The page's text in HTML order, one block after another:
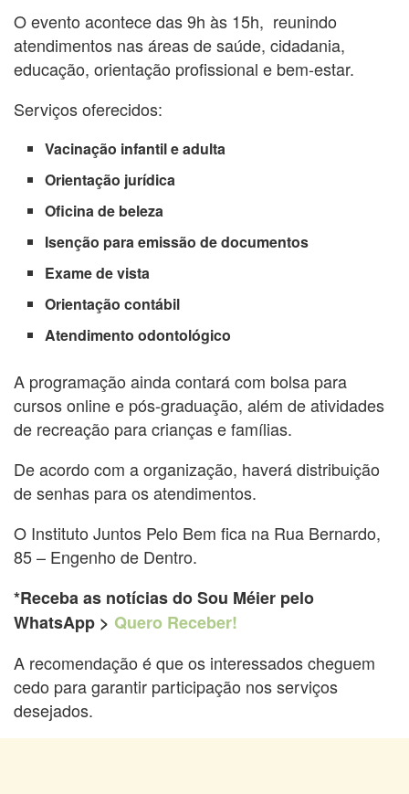
O evento acontece das 9h às 15h, reunindo
atendimentos nas áreas de saúde, cidadania,
educação, orientação profissional e bem-estar.
Serviços oferecidos:
Vacinação infantil e adulta
Orientação jurídica
Oficina de beleza
Isenção para emissão de documentos
Exame de vista
Orientação contábil
Atendimento odontológico
A programação ainda contará com bolsa para
cursos online e pós-graduação, além de atividades
de recreação para crianças e famílias.
De acordo com a organização, haverá distribuição
de senhas para os atendimentos.
O Instituto Juntos Pelo Bem fica na Rua Bernardo,
85 – Engenho de Dentro.
*Receba as notícias do Sou Méier pelo
WhatsApp > Quero Receber!
A recomendação é que os interessados cheguem
cedo para garantir participação nos serviços
desejados.